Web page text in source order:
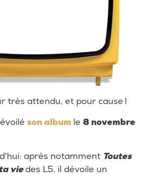
très attendu, et pour cause !
son album le 8 novembre
après notamment Toutes
viedes L5, il dévoile un